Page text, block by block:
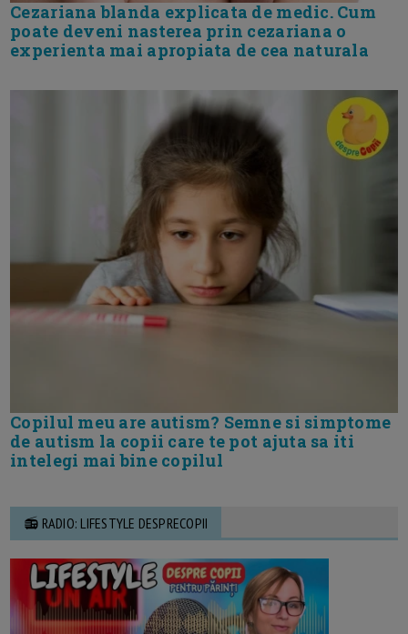
Cezariana blanda explicata de medic. Cum
poate deveni nasterea prin cezariana o
experienta mai apropiata de cea naturala
Copilul meu are autism? Semne si simptome
de autism la copii care te pot ajuta sa iti
intelegi mai bine copilul
📻 RADIO: LIFESTYLE DESPRECOPII